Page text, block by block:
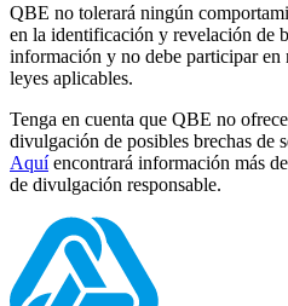
QBE no tolerará ningún
en la identificación y revelación de
información y no debe participar
leyes aplicables.
Tenga en cuenta que QBE no
divulgación de posibles brechas de
Aquíencontrará información más
de divulgación responsable.